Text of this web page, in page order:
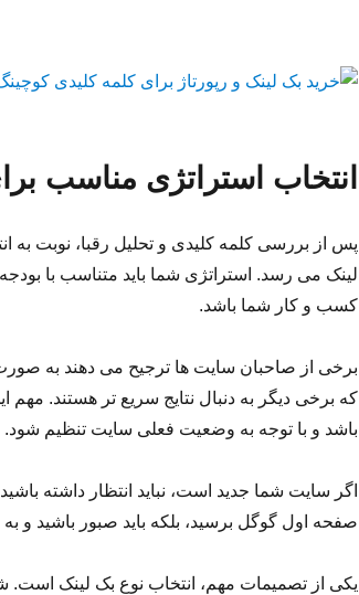
انتخاب استراتژی مناسب
پس از بررسی کلمه کلیدی و تحلیل رقبا، نوبت به
لینک می رسد. استراتژی شما باید متناسب با
کسب و کار شما باشد.
برخی از صاحبان سایت ها ترجیح می دهند به
که برخی دیگر به دنبال نتایج سریع تر هستند. مهم
باشد و با توجه به وضعیت فعلی سایت تنظیم شود.
اگر سایت شما جدید است، نباید انتظار داشته
صفحه اول گوگل برسید، بلکه باید صبور باشید و
یکی از تصمیمات مهم، انتخاب نوع بک لینک است.